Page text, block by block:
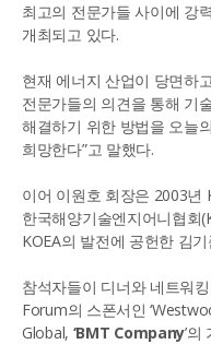
최고의 전문가들 사이에 강
개최되고 있다.
현재 에너지 산업이 당면하
전문가들의 의견을 통해 기
해결하기 위한 방법을 오늘
희망한다”고 말했다.
이어 이원호 회장은 2003년
한국해양기술엔지어니협회
KOEA의 발전에 공헌한 김
참석자들이 디너와 네트워
Forum의 스폰서인
Global, ‘BMT Company’의